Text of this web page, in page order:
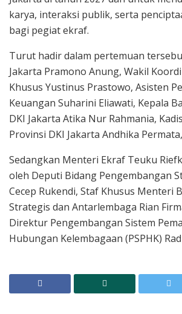
karya, interaksi publik, serta
bagi pegiat ekraf.
Turut hadir dalam pertemuan
Jakarta Pramono Anung, Wakil
Khusus Yustinus Prastowo, Asisten
Keuangan Suharini Eliawati, Kepala
DKI Jakarta Atika Nur Rahmania,
Provinsi DKI Jakarta Andhika Permata,
Sedangkan Menteri Ekraf Teuku
oleh Deputi Bidang Pengembangan
Cecep Rukendi, Staf Khusus Menteri
Strategis dan Antarlembaga Rian
Direktur Pengembangan Sistem
Hubungan Kelembagaan (PSPHK)